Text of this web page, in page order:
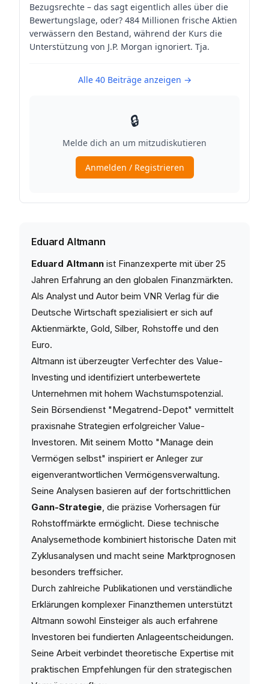
Eduard Altmann
Eduard Altmann ist Finanzexperte mit über 25
Jahren Erfahrung an den globalen Finanzmärkten.
Als Analyst und Autor beim VNR Verlag für die
Deutsche Wirtschaft spezialisiert er sich auf
Aktienmärkte, Gold, Silber, Rohstoffe und den
Euro.
Altmann ist überzeugter Verfechter des Value-
Investing und identifiziert unterbewertete
Unternehmen mit hohem Wachstumspotenzial.
Sein Börsendienst "Megatrend-Depot" vermittelt
praxisnahe Strategien erfolgreicher Value-
Investoren. Mit seinem Motto "Manage dein
Vermögen selbst" inspiriert er Anleger zur
eigenverantwortlichen Vermögensverwaltung.
Seine Analysen basieren auf der fortschrittlichen
Gann-Strategie , die präzise Vorhersagen für
Rohstoffmärkte ermöglicht. Diese technische
Analysemethode kombiniert historische Daten mit
Zyklusanalysen und macht seine Marktprognosen
besonders treffsicher.
Durch zahlreiche Publikationen und verständliche
Erklärungen komplexer Finanzthemen unterstützt
Altmann sowohl Einsteiger als auch erfahrene
Investoren bei fundierten Anlageentscheidungen.
Seine Arbeit verbindet theoretische Expertise mit
praktischen Empfehlungen für den strategischen